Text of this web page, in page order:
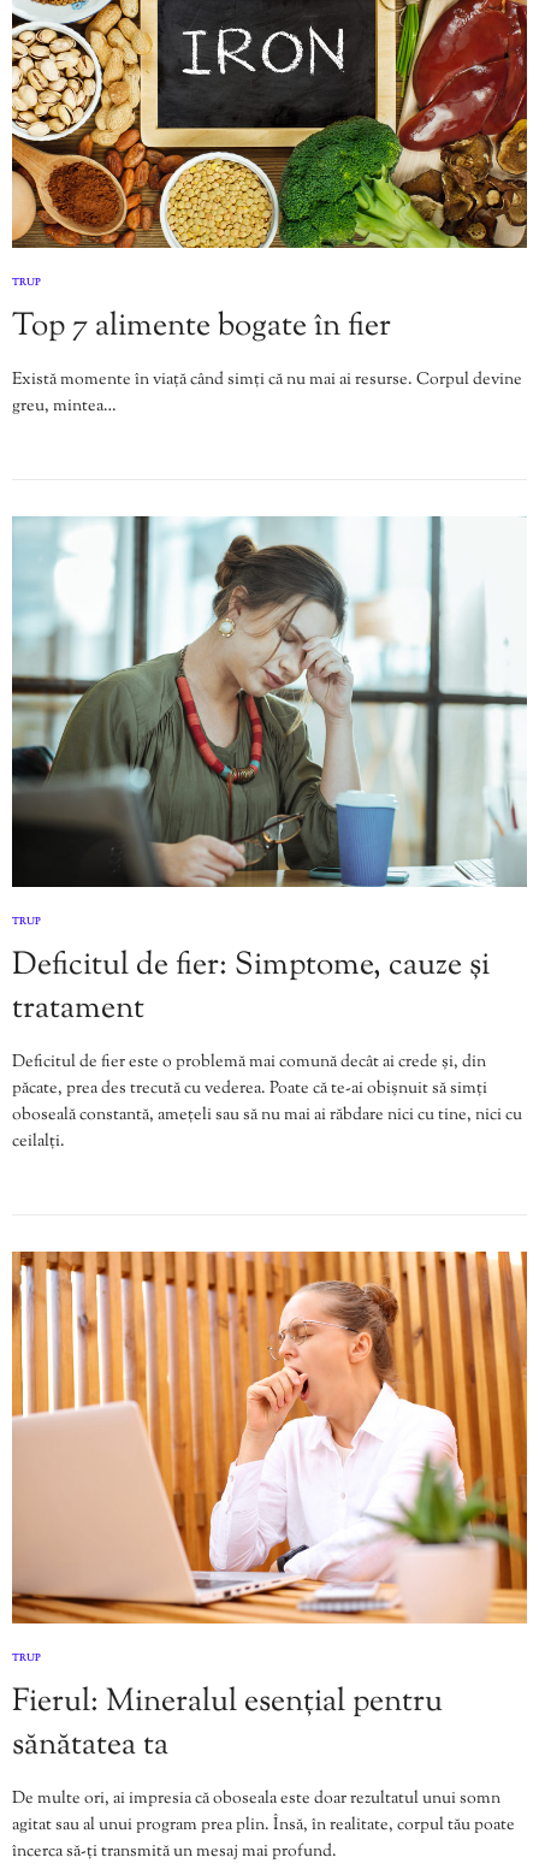
TRUP
Top 7 alimente bogate în fier
Există momente în viață când simți că nu mai ai resurse. Corpul devine
greu, mintea…
TRUP
Deficitul de fier: Simptome, cauze și
tratament
Deficitul de fier este o problemă mai comună decât ai crede și, din
păcate, prea des trecută cu vederea. Poate că te-ai obișnuit să simți
oboseală constantă, amețeli sau să nu mai ai răbdare nici cu tine, nici cu
ceilalți.
TRUP
Fierul: Mineralul esențial pentru
sănătatea ta
De multe ori, ai impresia că oboseala este doar rezultatul unui somn
agitat sau al unui program prea plin. Însă, în realitate, corpul tău poate
încerca să-ți transmită un mesaj mai profund.